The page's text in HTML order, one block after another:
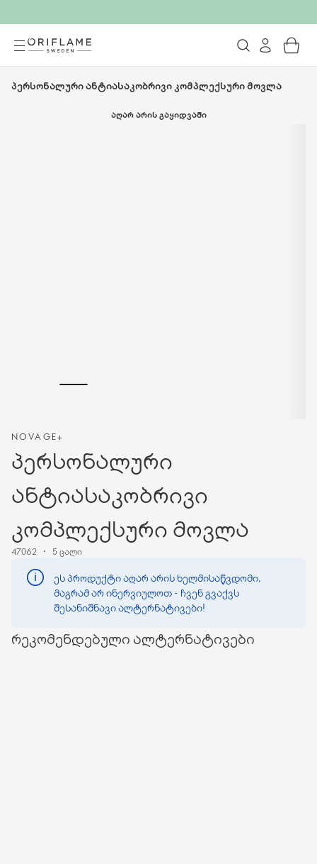
პერსონალური ანტიასაკობრივი კომპლექსური მოვლა
ᲐᲦᲐᲠ ᲐᲠᲘᲡ ᲒᲐᲧᲘᲓᲕᲐᲨᲘ
NOVAGE+
პერსონალური
ანტიასაკობრივი
კომპლექსური მოვლა
47062 5 ცალი
ეს პროდუქტი აღარ არის ხელმისაწვდომი,
მაგრამ არ ინერვიულოთ - ჩვენ გვაქვს
შესანიშნავი ალტერნატივები!
რეკომენდებული ალტერნატივები